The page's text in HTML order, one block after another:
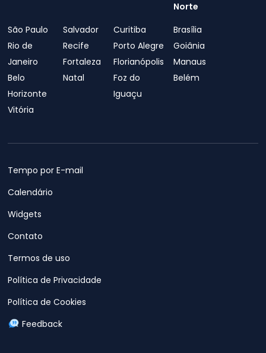
São Paulo
Rio de
Janeiro
Belo
Horizonte
Vitória
Salvador
Recife
Fortaleza
Natal
Curitiba
Porto Alegre
Florianópolis
Foz do
Iguaçu
Norte
Brasília
Goiânia
Manaus
Belém
Tempo por E-mail
Calendário
Widgets
Contato
Termos de uso
Política de Privacidade
Política de Cookies
Feedback